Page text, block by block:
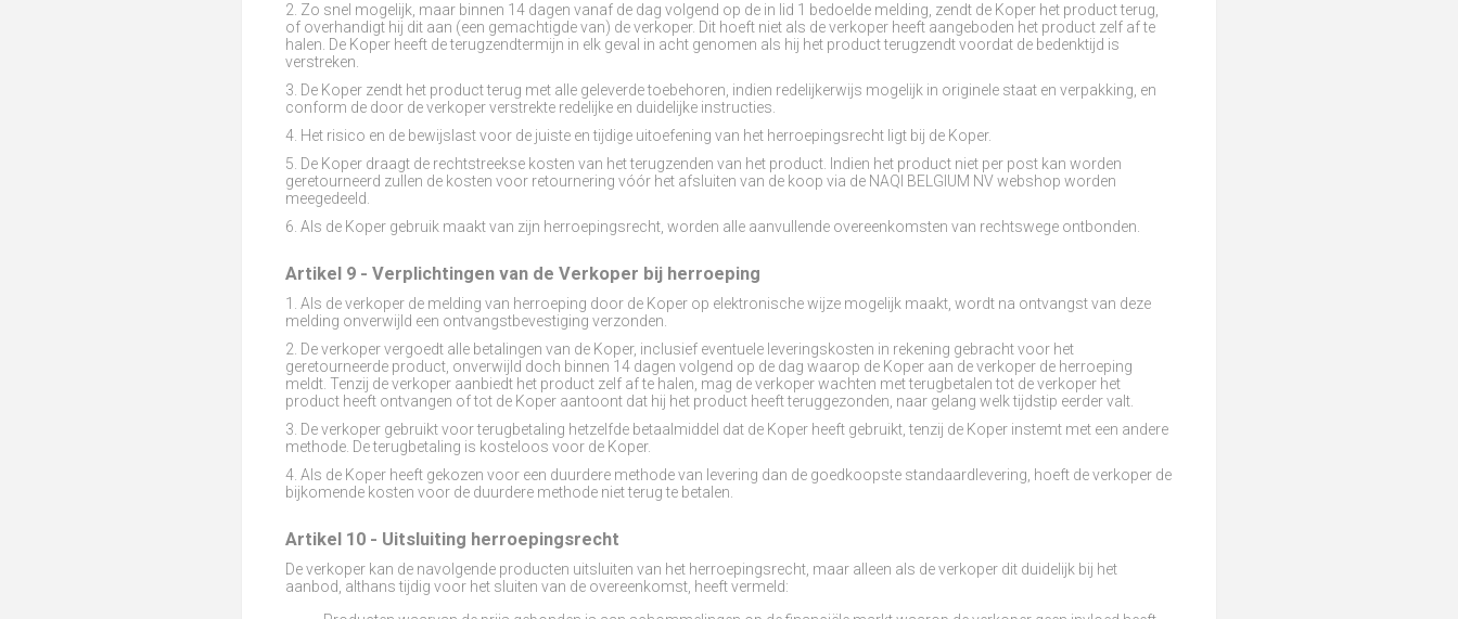
2. Zo snel mogelijk, maar binnen 14 dagen vanaf de dag volgend op de in lid 1 bedoelde melding, zendt de Koper het product terug,
of overhandigt hij dit aan (een gemachtigde van) de verkoper. Dit hoeft niet als de verkoper heeft aangeboden het product zelf af te
halen. De Koper heeft de terugzendtermijn in elk geval in acht genomen als hij het product terugzendt voordat de bedenktijd is
verstreken.
3. De Koper zendt het product terug met alle geleverde toebehoren, indien redelijkerwijs mogelijk in originele staat en verpakking, en
conform de door de verkoper verstrekte redelijke en duidelijke instructies.
4. Het risico en de bewijslast voor de juiste en tijdige uitoefening van het herroepingsrecht ligt bij de Koper.
5. De Koper draagt de rechtstreekse kosten van het terugzenden van het product. Indien het product niet per post kan worden
geretourneerd zullen de kosten voor retournering vóór het afsluiten van de koop via de NAQI BELGIUM NV webshop worden
meegedeeld.
6. Als de Koper gebruik maakt van zijn herroepingsrecht, worden alle aanvullende overeenkomsten van rechtswege ontbonden.
Artikel 9 - Verplichtingen van de Verkoper bij herroeping
1. Als de verkoper de melding van herroeping door de Koper op elektronische wijze mogelijk maakt, wordt na ontvangst van deze
melding onverwijld een ontvangstbevestiging verzonden.
2. De verkoper vergoedt alle betalingen van de Koper, inclusief eventuele leveringskosten in rekening gebracht voor het
geretourneerde product, onverwijld doch binnen 14 dagen volgend op de dag waarop de Koper aan de verkoper de herroeping
meldt. Tenzij de verkoper aanbiedt het product zelf af te halen, mag de verkoper wachten met terugbetalen tot de verkoper het
product heeft ontvangen of tot de Koper aantoont dat hij het product heeft teruggezonden, naar gelang welk tijdstip eerder valt.
3. De verkoper gebruikt voor terugbetaling hetzelfde betaalmiddel dat de Koper heeft gebruikt, tenzij de Koper instemt met een andere
methode. De terugbetaling is kosteloos voor de Koper.
4. Als de Koper heeft gekozen voor een duurdere methode van levering dan de goedkoopste standaardlevering, hoeft de verkoper de
bijkomende kosten voor de duurdere methode niet terug te betalen.
Artikel 10 - Uitsluiting herroepingsrecht
De verkoper kan de navolgende producten uitsluiten van het herroepingsrecht, maar alleen als de verkoper dit duidelijk bij het
aanbod, althans tijdig voor het sluiten van de overeenkomst, heeft vermeld: